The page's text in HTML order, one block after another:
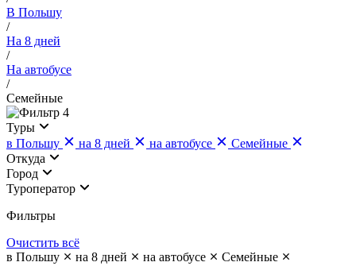
В Польшу
/
На 8 дней
/
На автобусе
/
Семейные
4
Туры
в Польшу
на 8 дней на автобусе
Семейные
Откуда
Город
Туроператор
Фильтры
Очистить всё
в Польшу
на 8 дней на автобусе
Семейные